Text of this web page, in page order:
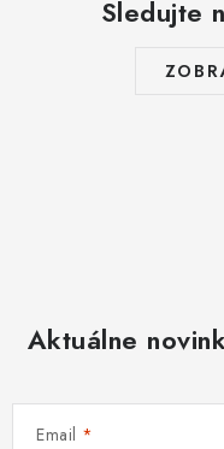
Sledujte
Aktuálne
Email